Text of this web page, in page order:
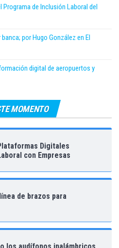
de Inclusión Laboral del
por Hugo González en El
digital de aeropuertos y
MOMENTO
Digitales
con Empresas
de brazos para